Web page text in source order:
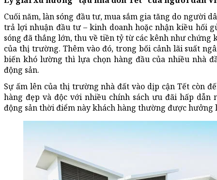
Cuối năm, làn sóng đầu tư, mua sắm gia tăng do người
trả lợi nhuận đầu tư – kinh doanh hoặc nhận kiều hối
sóng đã thắng lớn, thu về tiền tỷ từ các kênh như chứng
của thị trường. Thêm vào đó, trong bối cảnh lãi suất
biến khó lường thì lựa chọn hàng đầu của nhiều nhà
động sản.
Sự ấm lên của thị trường nhà đất vào dịp cận Tết còn
hàng đẹp và độc với nhiều chính sách ưu đãi hấp dẫn
động sản thời điểm này khách hàng thường được hưởng